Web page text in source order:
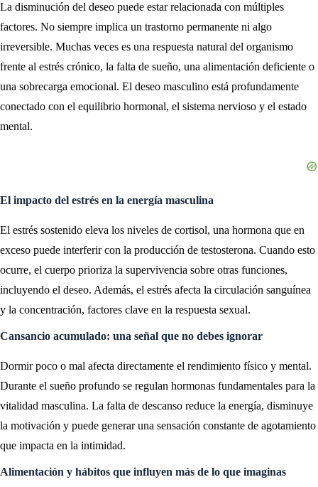
La disminución del deseo puede estar relacionada con múltiples
factores. No siempre implica un trastorno permanente ni algo
irreversible. Muchas veces es una respuesta natural del organismo
frente al estrés crónico, la falta de sueño, una alimentación deficiente o
una sobrecarga emocional. El deseo masculino está profundamente
conectado con el equilibrio hormonal, el sistema nervioso y el estado
mental.
El impacto del estrés en la energía masculina
El estrés sostenido eleva los niveles de cortisol, una hormona que en
exceso puede interferir con la producción de testosterona. Cuando esto
ocurre, el cuerpo prioriza la supervivencia sobre otras funciones,
incluyendo el deseo. Además, el estrés afecta la circulación sanguínea
y la concentración, factores clave en la respuesta sexual.
Cansancio acumulado: una señal que no debes ignorar
Dormir poco o mal afecta directamente el rendimiento físico y mental.
Durante el sueño profundo se regulan hormonas fundamentales para la
vitalidad masculina. La falta de descanso reduce la energía, disminuye
la motivación y puede generar una sensación constante de agotamiento
que impacta en la intimidad.
Alimentación y hábitos que influyen más de lo que imaginas